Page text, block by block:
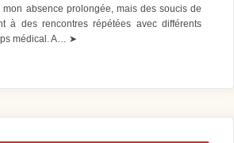
mon absence prolongée, mais des soucis de
à des rencontres répétées avec différents
médical. A… ➤